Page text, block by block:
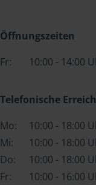
Öffnungszeiten
Fr:
10:00 - 14:00
Telefonische
Mo:
10:00 - 18:00
Mi:
10:00 - 18:00
Do:
10:00 - 18:00
Fr:
10:00 - 16:00